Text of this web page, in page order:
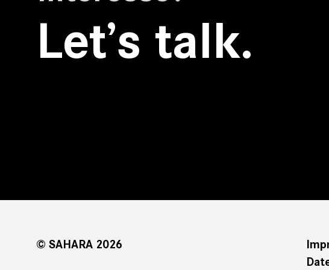
Let’s talk.
© SAHARA 2026